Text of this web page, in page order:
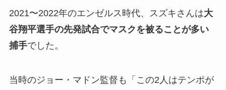
2021〜2022年のエンゼルス時代、スズキさんは大
谷翔平選手の先発試合でマスクを被ることが多い
捕手でした。
当時のジョー・マドン監督も「この2人はテンポが